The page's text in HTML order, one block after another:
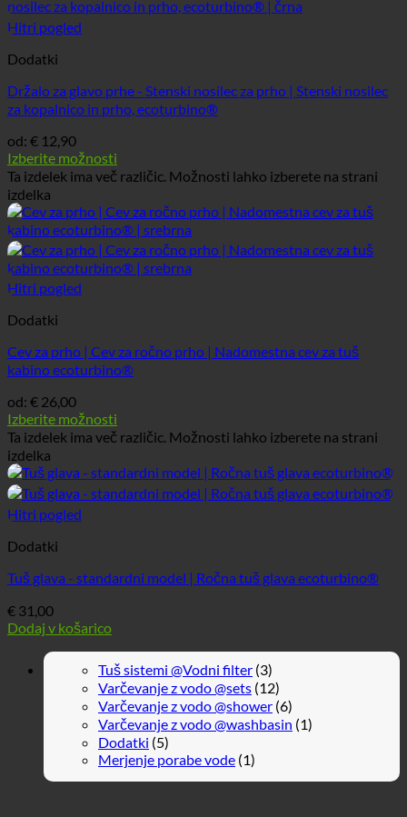
Hitri pogled
Dodatki
Držalo za glavo prhe - Stenski nosilec za prho | Stenski nosilec
za kopalnico in prho, ecoturbino®
od: € 12,90
Izberite možnosti
Ta izdelek ima več različic. Možnosti lahko izberete na strani
izdelka
Hitri pogled
Dodatki
Cev za prho | Cev za ročno prho | Nadomestna cev za tuš
kabino ecoturbino®
od: € 26,00
Izberite možnosti
Ta izdelek ima več različic. Možnosti lahko izberete na strani
izdelka
Hitri pogled
Dodatki
Tuš glava - standardni model | Ročna tuš glava ecoturbino®
€ 31,00
Dodaj v košarico
Tuš sistemi @Vodni filter (3)
Varčevanje z vodo @sets (12)
Varčevanje z vodo @shower (6)
Varčevanje z vodo @washbasin (1)
Dodatki (5)
Merjenje porabe vode (1)